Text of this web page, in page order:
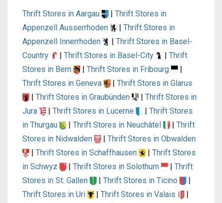
Thrift Stores in Aargau | Thrift Stores in
Appenzell Ausserrhoden
| Thrift Stores in
Appenzell Innerrhoden
| Thrift Stores in Basel-
Country
| Thrift Stores in Basel-City | Thrift
Stores in Bern
| Thrift Stores in Fribourg
|
Thrift Stores in Geneva
| Thrift Stores in Glarus
| Thrift Stores in Graubünden | Thrift Stores in
Jura
| Thrift Stores in Lucerne | Thrift Stores
in Thurgau
| Thrift Stores in Neuchâtel | Thrift
Stores in Nidwalden
| Thrift Stores in Obwalden
| Thrift Stores in Schaffhausen | Thrift Stores
in Schwyz
| Thrift Stores in Solothurn | Thrift
Stores in St. Gallen
| Thrift Stores in Ticino
|
Thrift Stores in Uri
| Thrift Stores in Valais
|